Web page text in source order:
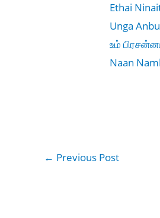
Ethai
Unga
உம்
Naan
← Previous Post